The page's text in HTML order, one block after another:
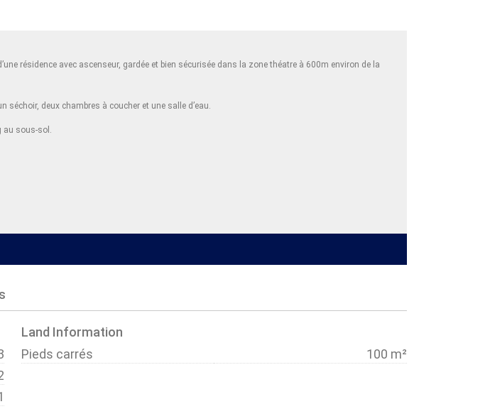
résidence avec ascenseur, gardée et bien sécurisée dans la zone théatre à 600m environ de la
deux chambres à coucher et une salle d’eau.
au sous-sol.
Land Information
Pieds carrés
100 m²